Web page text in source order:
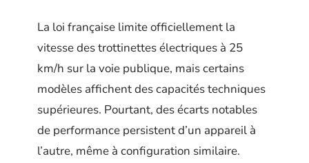
La loi française limite officiellement la
vitesse des trottinettes électriques à 25
km/h sur la voie publique, mais certains
modèles affichent des capacités techniques
supérieures. Pourtant, des écarts notables
de performance persistent d’un appareil à
l’autre, même à configuration similaire.